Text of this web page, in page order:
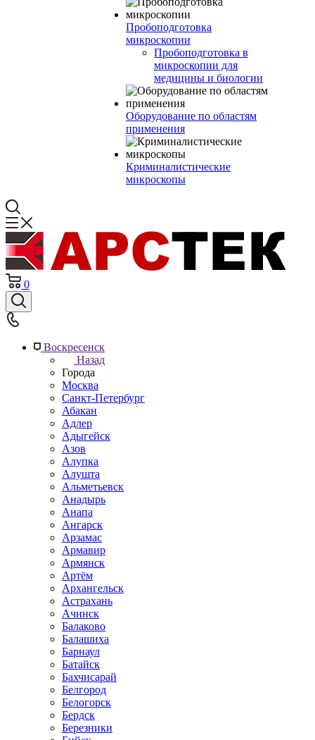
Пробоподготовка
микроскопии
Пробоподготовка в
микроскопии для
медицины и биологии
Оборудование по областям
применения
Криминалистические
микроскопы
0
Воскресенск
Назад
Города
Москва
Санкт-Петербург
Абакан
Адлер
Адыгейск
Азов
Алупка
Алушта
Альметьевск
Анадырь
Анапа
Ангарск
Арзамас
Армавир
Армянск
Артём
Архангельск
Астрахань
Ачинск
Балаково
Балашиха
Барнаул
Батайск
Бахчисарай
Белгород
Белогорск
Бердск
Березники